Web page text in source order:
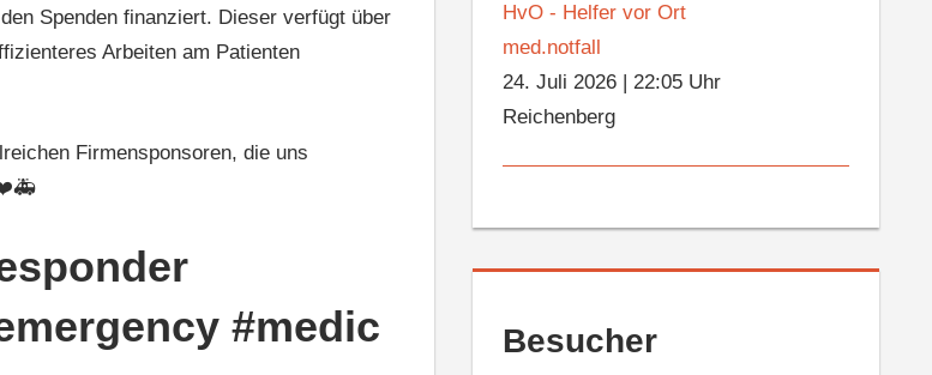
Spenden finanziert. Dieser verfügt über
Arbeiten am Patienten
Firmensponsoren, die uns
#medic
HvO - Helfer vor Ort
med.notfall
24. Juli 2026 |22:05 Uhr
Reichenberg
Besucher